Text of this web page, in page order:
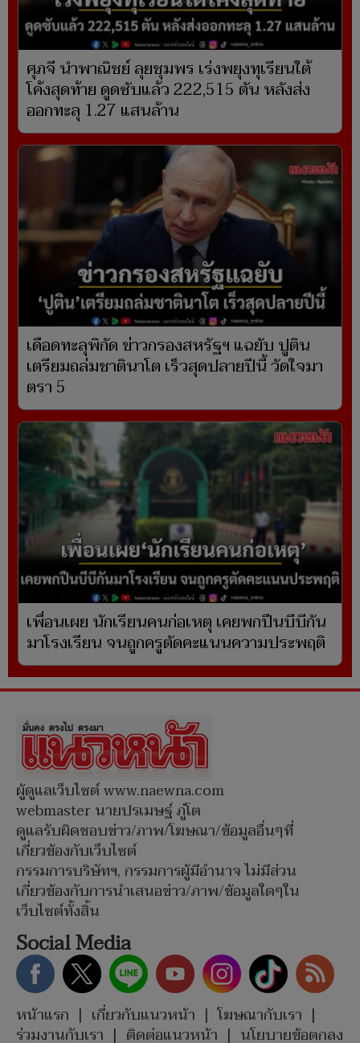
ศุภจี นำพาณิชย์ ลุยชุมพร เร่งพยุงทุเรียนใต้
โค้งสุดท้าย ดูดซับแล้ว 222,515 ตัน หลังส่ง
ออกทะลุ 1.27 แสนล้าน
เดือดทะลุพิกัด ข่าวกรองสหรัฐฯ แฉยับ ปูติน
เตรียมถล่มชาตินาโต เร็วสุดปลายปีนี้ วัดใจมา
ตรา 5
เพื่อนเผย นักเรียนคนก่อเหตุ เคยพกปืนบีบีกัน
มาโรงเรียน จนถูกครูตัดคะแนนความประพฤติ
ผู้ดูแลเว็บไซต์ www.naewna.com
webmaster นายปรเมษฐ์ ภู่โต
ดูแลรับผิดชอบข่าว/ภาพ/โฆษณา/ข้อมูลอื่นๆที่
เกี่ยวข้องกับเว็บไซต์
กรรมการบริษัทฯ, กรรมการผู้มีอำนาจ ไม่มีส่วน
เกี่ยวข้องกับการนำเสนอข่าว/ภาพ/ข้อมูลใดๆใน
เว็บไซต์ทั้งสิ้น
Social Media
หน้าแรก | เกี่ยวกับแนวหน้า | โฆษณากับเรา |
ร่วมงานกับเรา | ติดต่อแนวหน้า | นโยบายข้อตกลง